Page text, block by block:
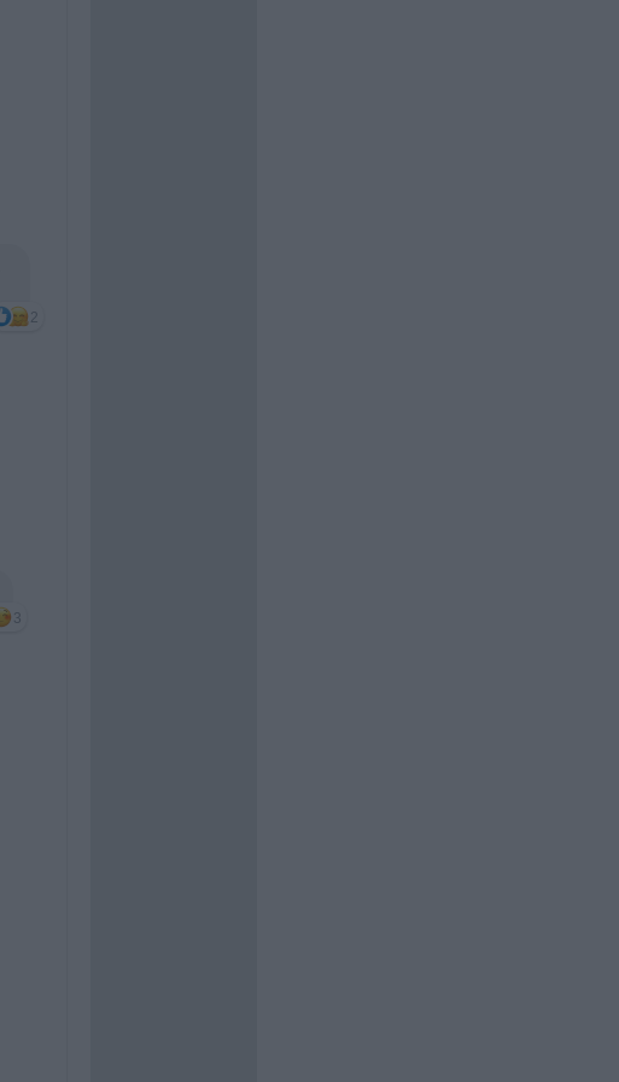
2
3